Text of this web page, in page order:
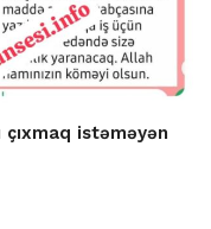
istəməyən